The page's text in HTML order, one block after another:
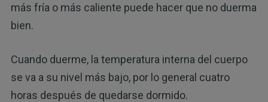
más fría o más caliente puede hacer que no duerma
bien.
Cuando duerme, la temperatura interna del cuerpo
se va a su nivel más bajo, por lo general cuatro
horas después de quedarse dormido.